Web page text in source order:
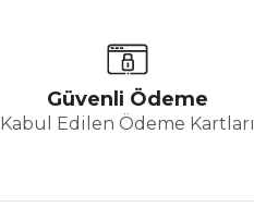
Güvenli Ödeme
Kabul Edilen Ödeme Kartları